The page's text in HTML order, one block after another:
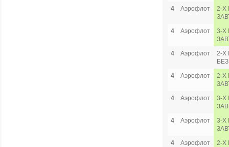
4
Аэрофлот
2-Х
4
Аэрофлот
3-Х
4
Аэрофлот
2-Х
4
Аэрофлот
2-Х
4
Аэрофлот
3-Х
4
Аэрофлот
3-Х
4
Аэрофлот
2-Х